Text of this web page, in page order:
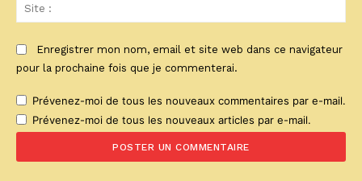
:
Enregistrer mon nom, email et site web dans ce navigateur
pour la prochaine fois que je commenterai.
Prévenez-moi de tous les nouveaux commentaires par e-mail.
Prévenez-moi de tous les nouveaux articles par e-mail.